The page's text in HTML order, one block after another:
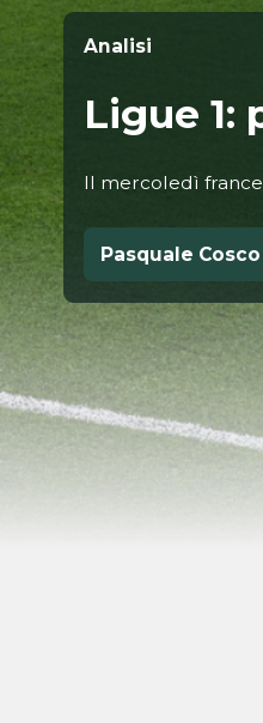
Analisi
Ligue 1:
Il mercoledì
Pasquale Cosco